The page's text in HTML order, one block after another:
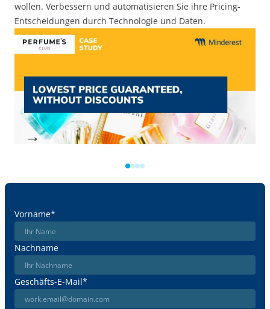
wollen. Verbessern und automatisieren Sie ihre Pricing-
Entscheidungen durch Technologie und Daten.
Vorname*
Nachname
Geschäfts-E-Mail*